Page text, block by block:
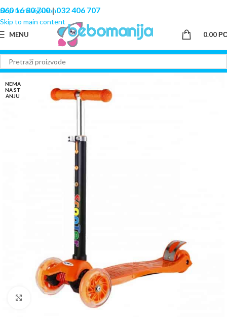
Skip to navigation
Skip to main content
060 16 80 700|032 406 707
MENU 0.00
NEMA
NA ST
ANJU
Click to enlarge